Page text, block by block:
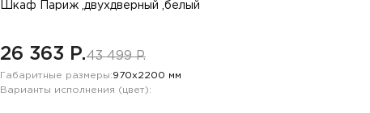
Шкаф Париж ,двухдверный ,белый
26 363 P.43 499 P.
Габаритные размеры:970х2200 мм
Варианты исполнения (цвет):